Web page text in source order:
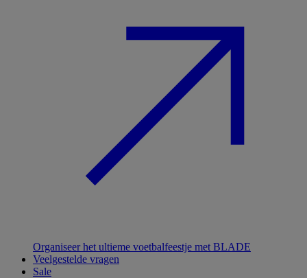
Organiseer het ultieme voetbalfeestje met BLADE
Veelgestelde vragen
Sale